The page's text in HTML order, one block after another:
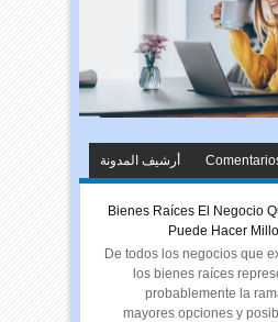
أرشيف المدونة
Bienes Raíces El Negocio
Puede Hacer
De todos los negocios que
los bienes raíces
probablemente la
mayores opciones y